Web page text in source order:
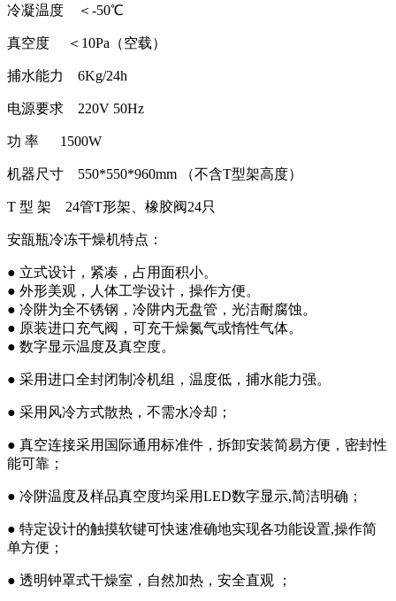
冷凝温度 ＜-50℃
真空度 ＜10Pa（空载）
捕水能力 6Kg/24h
电源要求 220V 50Hz
功 率 1500W
机器尺寸 550*550*960mm （不含T型架高度）
T 型 架 24管T形架、橡胶阀24只
安瓿瓶冷冻干燥机特点：
● 立式设计，紧凑，占用面积小。
● 外形美观，人体工学设计，操作方便。
● 冷阱为全不锈钢，冷阱内无盘管，光洁耐腐蚀。
● 原装进口充气阀，可充干燥氮气或惰性气体。
● 数字显示温度及真空度。
● 采用进口全封闭制冷机组，温度低，捕水能力强。
● 采用风冷方式散热，不需水冷却；
● 真空连接采用国际通用标准件，拆卸安装简易方便，密封性
能可靠；
● 冷阱温度及样品真空度均采用LED数字显示,简洁明确；
● 特定设计的触摸软键可快速准确地实现各功能设置,操作简
单方便；
● 透明钟罩式干燥室，自然加热，安全直观 ；